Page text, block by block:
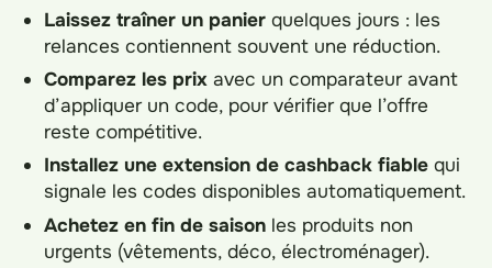
Laissez traîner un panier quelques jours : les
relances contiennent souvent une réduction.
Comparez les prix avec un comparateur avant
d’appliquer un code, pour vérifier que l’offre
reste compétitive.
Installez une extension de cashback fiable qui
signale les codes disponibles automatiquement.
Achetez en fin de saison les produits non
urgents (vêtements, déco, électroménager).